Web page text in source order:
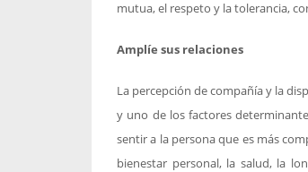
mutua, el respeto y la tolerancia,
Amplíe sus relaciones
La percepción de compañía y la
y uno de los factores
sentir a la persona que es más
bienestar personal, la salud, la